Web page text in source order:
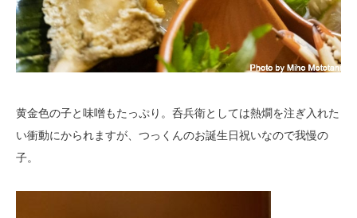
黄金色の子と味噌もたっぷり。呑兵衛としては熱燗を注ぎ入れた
い衝動にかられますが、つっくんのお誕生日祝いなので我慢の
子。